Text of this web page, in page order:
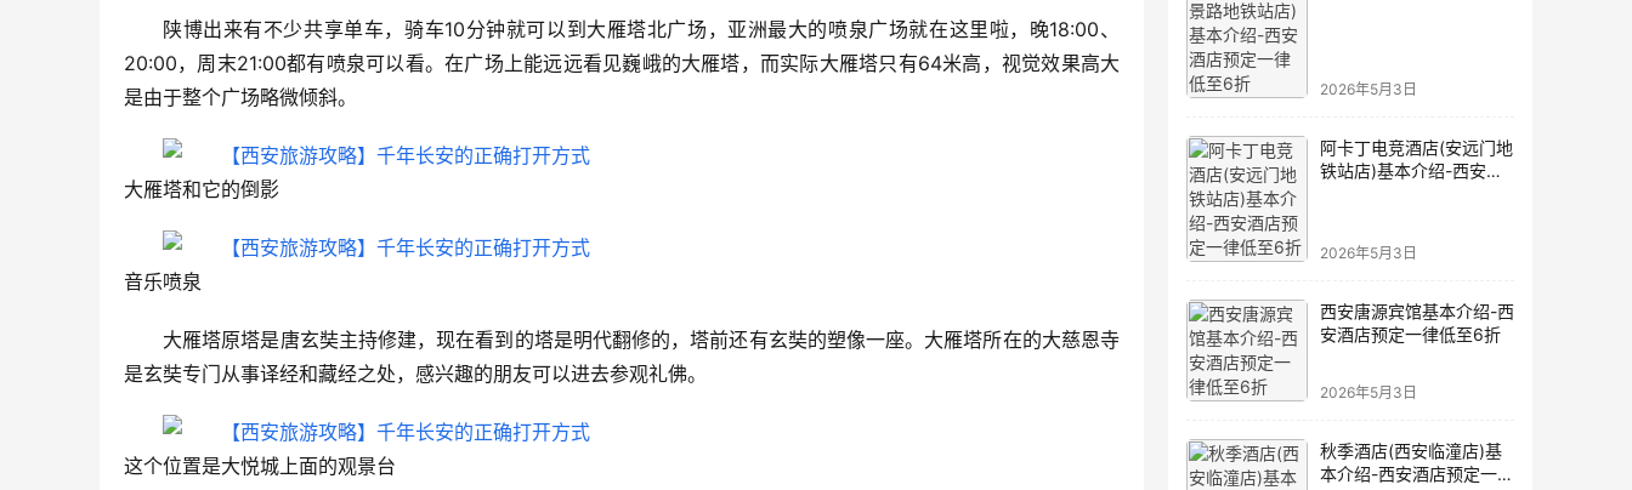
陕博出来有不少共享单车，骑车10分钟就可以到大雁塔北广场，亚洲最大的喷泉广场就在这里啦，晚18:00、
20:00，周末21:00都有喷泉可以看。在广场上能远远看见巍峨的大雁塔，而实际大雁塔只有64米高，视觉效果高大
是由于整个广场略微倾斜。
大雁塔和它的倒影
音乐喷泉
大雁塔原塔是唐玄奘主持修建，现在看到的塔是明代翻修的，塔前还有玄奘的塑像一座。大雁塔所在的大慈恩寺
是玄奘专门从事译经和藏经之处，感兴趣的朋友可以进去参观礼佛。
这个位置是大悦城上面的观景台
2026年5月3日
阿卡丁电竞酒店(安远门地
铁站店)基本介绍-西安酒
2026年5月3日
西安唐源宾馆基本介绍-西
安酒店预定一律低至6折
2026年5月3日
秋季酒店(西安临潼店)基
本介绍-西安酒店预定一律